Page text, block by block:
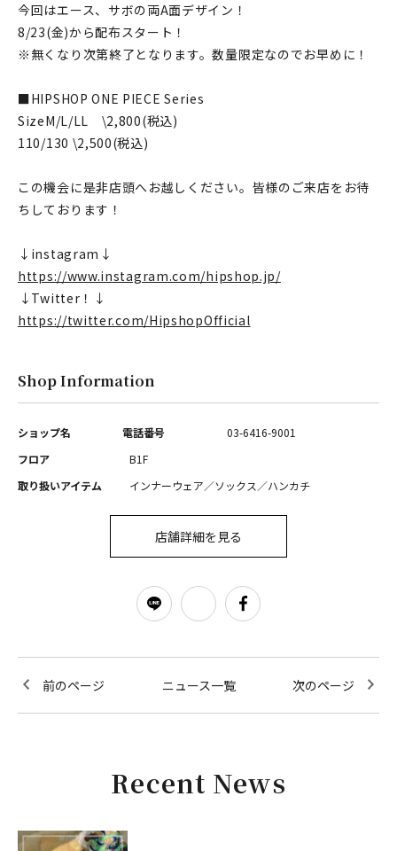
今回はエース、サボの両A面デザイン！
8/23(金)から配布スタート！
※無くなり次第終了となります。数量限定なのでお早めに！
■HIPSHOP ONE PIECE Series
SizeM/L/LL \2,800(税込)
110/130 \2,500(税込)
この機会に是非店頭へお越しください。皆様のご来店をお待
ちしております！
↓instagram↓
https://www.instagram.com/hipshop.jp/
⁡↓Twitter！↓
https://twitter.com/HipshopOfficial
Shop Information
ショップ名 電話番号
03-6416-9001
フロア
B1F
取り扱いアイテム
インナーウェア／ソックス／ハンカチ
店舗詳細を見る
前のページ ニュース一覧 次のページ
Recent News